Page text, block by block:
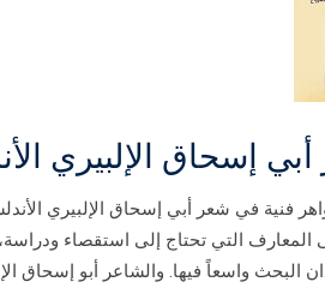
إسحاق الإلبيري
فنية في شعر أبي إسحاق الإلبيري
المعارف التي تحتاج إلى استقصاء
البحث واسعاً فيها. والشاعر أبو إسحاق